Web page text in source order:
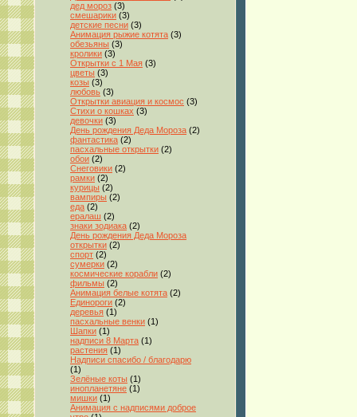
дед мороз (3)
смешарики (3)
детские песни (3)
Анимация рыжие котята (3)
обезьяны (3)
кролики (3)
Открытки с 1 Мая (3)
цветы (3)
козы (3)
любовь (3)
Открытки авиация и космос (3)
Стихи о кошках (3)
девочки (3)
День рождения Деда Мороза (2)
фантастика (2)
пасхальные открытки (2)
обои (2)
Снеговики (2)
рамки (2)
курицы (2)
вампиры (2)
еда (2)
ералаш (2)
знаки зодиака (2)
День рождения Деда Мороза
открытки (2)
спорт (2)
сумерки (2)
космические корабли (2)
фильмы (2)
Анимация белые котята (2)
Единороги (2)
деревья (1)
пасхальные венки (1)
Шапки (1)
надписи 8 Марта (1)
растения (1)
Надписи спасибо / благодарю
(1)
Зелёные коты (1)
инопланетяне (1)
мишки (1)
Анимация с надписями доброе